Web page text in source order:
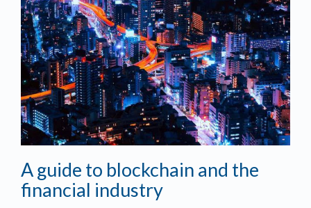
A guide to blockchain and the
financial industry